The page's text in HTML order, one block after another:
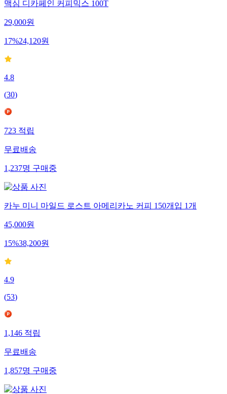
맥심 디카페인 커피믹스 100T
29,000원
17%24,120원
4.8
(30)
723적립
무료배송
1,237명구매중
카누 미니 마일드 로스트 아메리카노 커피 150개입 1개
45,000원
15%38,200원
4.9
(53)
1,146적립
무료배송
1,857명구매중